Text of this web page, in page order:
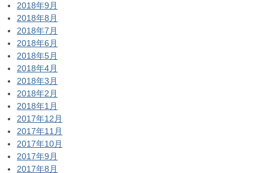
2018年9月
2018年8月
2018年7月
2018年6月
2018年5月
2018年4月
2018年3月
2018年2月
2018年1月
2017年12月
2017年11月
2017年10月
2017年9月
2017年8月